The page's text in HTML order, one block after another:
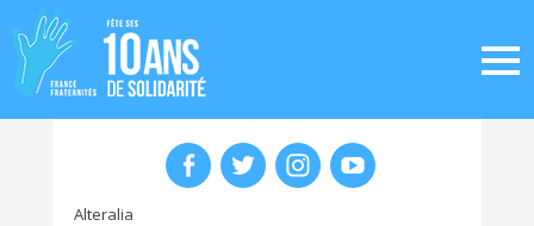
Alteralia